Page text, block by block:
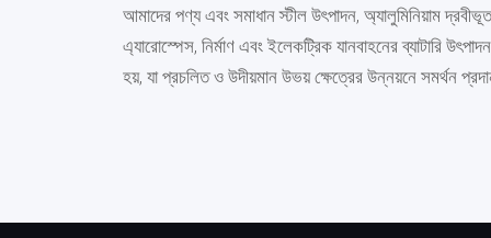
আমাদের পণ্য এবং সমাধান স্টীল উৎপাদন, অ্যালুমিনিয়াম
এ্যারোস্পেস, নির্মাণ এবং ইলেকট্রিক যানবাহনের ব্যাটারি
হয়, যা প্রচলিত ও উদীয়মান উভয় ক্ষেত্রের উন্নয়নে সমর্থন